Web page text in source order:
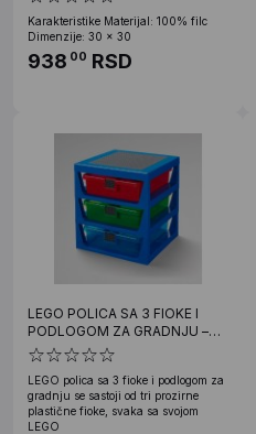
Karakteristike Materijal: 100% filc
Dimenzije: 30 x 30
938 00 RSD
LEGO POLICA SA 3 FIOKE I
PODLOGOM ZA GRADNJU –
PLAVA
LEGO polica sa 3 fioke i podlogom za
gradnju se sastoji od tri prozirne
plastične fioke, svaka sa svojom
LEGO